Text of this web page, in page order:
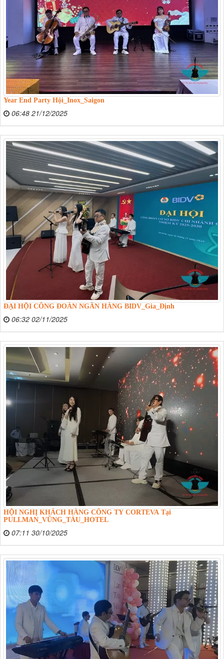
Year End Party Hội_Inox_Saigon
06:48 21/12/2025
ĐẠI HỘI CÔNG ĐOÀN NGÂN HÀNG BIDV_Gia_Định
06:32 02/11/2025
HỘI NGHỊ KHÁCH HÀNG CÔNG TY CORTEVA Tại
PULLMAN_VŨNG_TÀU_HOTEL
07:11 30/10/2025